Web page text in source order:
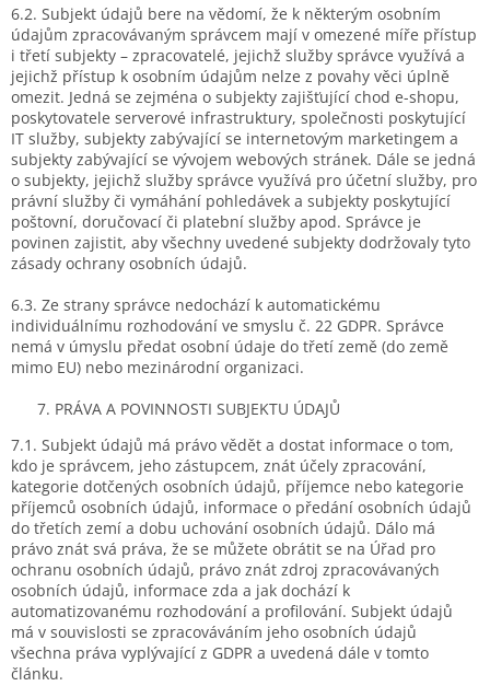
6.2. Subjekt údajů bere na vědomí, že k některým osobním
údajům zpracovávaným správcem mají v omezené míře přístup
i třetí subjekty – zpracovatelé, jejichž služby správce využívá a
jejichž přístup k osobním údajům nelze z povahy věci úplně
omezit. Jedná se zejména o subjekty zajišťující chod e-shopu,
poskytovatele serverové infrastruktury, společnosti poskytující
IT služby, subjekty zabývající se internetovým marketingem a
subjekty zabývající se vývojem webových stránek. Dále se jedná
o subjekty, jejichž služby správce využívá pro účetní služby, pro
právní služby či vymáhání pohledávek a subjekty poskytující
poštovní, doručovací či platební služby apod. Správce je
povinen zajistit, aby všechny uvedené subjekty dodržovaly tyto
zásady ochrany osobních údajů.
6.3. Ze strany správce nedochází k automatickému
individuálnímu rozhodování ve smyslu č. 22 GDPR. Správce
nemá v úmyslu předat osobní údaje do třetí země (do země
mimo EU) nebo mezinárodní organizaci.
PRÁVA A POVINNOSTI SUBJEKTU ÚDAJŮ
7.1. Subjekt údajů má právo vědět a dostat informace o tom,
kdo je správcem, jeho zástupcem, znát účely zpracování,
kategorie dotčených osobních údajů, příjemce nebo kategorie
příjemců osobních údajů, informace o předání osobních údajů
do třetích zemí a dobu uchování osobních údajů. Dálo má
právo znát svá práva, že se můžete obrátit se na Úřad pro
ochranu osobních údajů, právo znát zdroj zpracovávaných
osobních údajů, informace zda a jak dochází k
automatizovanému rozhodování a profilování. Subjekt údajů
má v souvislosti se zpracováváním jeho osobních údajů
všechna práva vyplývající z GDPR a uvedená dále v tomto
článku.